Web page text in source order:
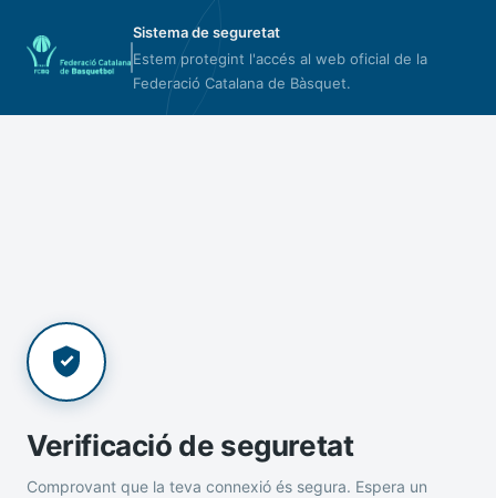
Sistema de seguretat
Estem protegint l'accés al web oficial de la
Federació Catalana de Bàsquet.
Verificació de seguretat
Comprovant que la teva connexió és segura. Espera un